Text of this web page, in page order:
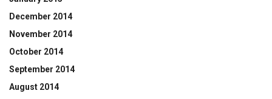
December 2014
November 2014
October 2014
September 2014
August 2014